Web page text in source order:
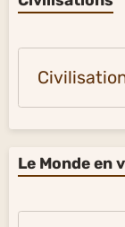
Le Monde en